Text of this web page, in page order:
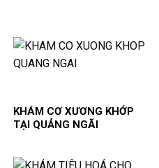
KHÁM CƠ XƯƠNG KHỚP
TẠI QUẢNG NGÃI